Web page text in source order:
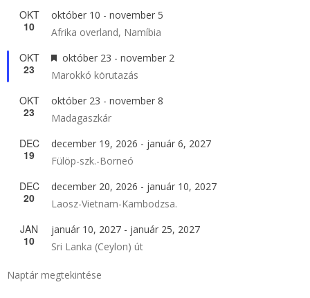
OKT
10
október 10 - november 5
Afrika overland, Namíbia
OKT
23
Kiemelt
október 23 - november 2
Marokkó körutazás
OKT
23
október 23 - november 8
Madagaszkár
DEC
19
december 19, 2026 - január 6, 2027
Fülöp-szk.-Borneó
DEC
20
december 20, 2026 - január 10, 2027
Laosz-Vietnam-Kambodzsa.
JAN
10
január 10, 2027 - január 25, 2027
Sri Lanka (Ceylon) út
Naptár megtekintése